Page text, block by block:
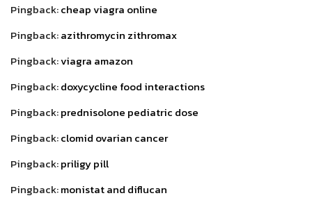
Pingback:cheap viagra online
Pingback:azithromycin zithromax
Pingback:viagra amazon
Pingback:doxycycline food interactions
Pingback:prednisolone pediatric dose
Pingback:clomid ovarian cancer
Pingback:priligy pill
Pingback:monistat and diflucan